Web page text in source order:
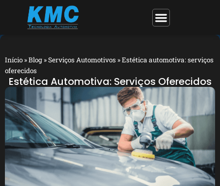
Início »Blog »Serviços Automotivos »Estética automotiva: serviços
oferecidos
Estética Automotiva: Serviços Oferecidos